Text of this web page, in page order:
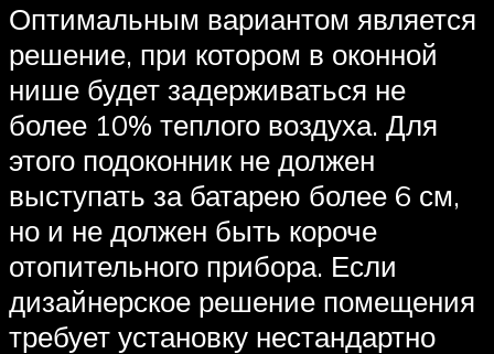
Оптимальным вариантом является
решение, при котором в оконной
нише будет задерживаться не
более 10% теплого воздуха. Для
этого подоконник не должен
выступать за батарею более 6 см,
но и не должен быть короче
отопительного прибора. Если
дизайнерское решение помещения
требует установку нестандартно